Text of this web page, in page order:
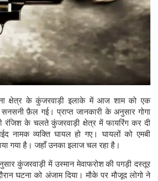
क्षेत्र के कुंजरवाड़ी इलाके में आज शाम को एक
फ़ैल गई। प्राप्त जानकारी के अनुसार गोगा
रंजिश के चलते कुंजरवाड़ी क्षेत्र में फायरिंग कर दी
नामक व्यक्ति घायल हो गए। घायलों को एमबी
गया है। जहाँ उनका इलाज चल रहा है।
कुंजरवाड़ी में उस्मान मेवाफरोश की पगड़ी दस्तूर
घटना को अंजाम दिया। मौके पर मौजूद लोगो ने